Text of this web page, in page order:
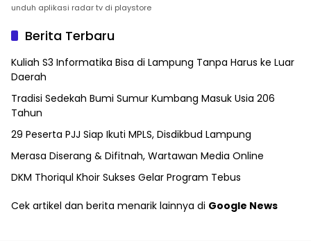
unduh aplikasi radar tv di playstore
Berita Terbaru
Kuliah S3 Informatika Bisa di Lampung Tanpa Harus ke Luar
Daerah
Tradisi Sedekah Bumi Sumur Kumbang Masuk Usia 206
Tahun
29 Peserta PJJ Siap Ikuti MPLS, Disdikbud Lampung
Merasa Diserang & Difitnah, Wartawan Media Online
DKM Thoriqul Khoir Sukses Gelar Program Tebus
Cek artikel dan berita menarik lainnya di Google News